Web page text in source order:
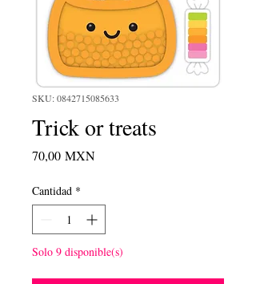
SKU: 0842715085633
Trick or treats
70,00 MXNPrecio
Cantidad *
Solo 9 disponible(s)